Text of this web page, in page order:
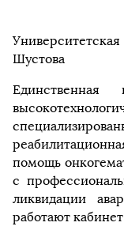
Шустова
помощь
с
ликвидации
работают